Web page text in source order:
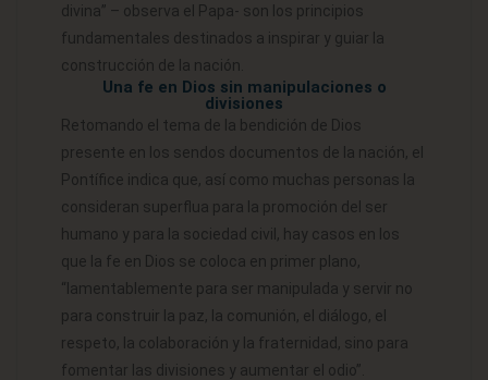
divina” – observa el Papa- son los principios
fundamentales destinados a inspirar y guiar la
construcción de la nación.
Una fe en Dios sin manipulaciones o
divisiones
Retomando el tema de la bendición de Dios
presente en los sendos documentos de la nación, el
Pontífice indica que, así como muchas personas la
consideran superflua para la promoción del ser
humano y para la sociedad civil, hay casos en los
que la fe en Dios se coloca en primer plano,
“lamentablemente para ser manipulada y servir no
para construir la paz, la comunión, el diálogo, el
respeto, la colaboración y la fraternidad, sino para
fomentar las divisiones y aumentar el odio”.